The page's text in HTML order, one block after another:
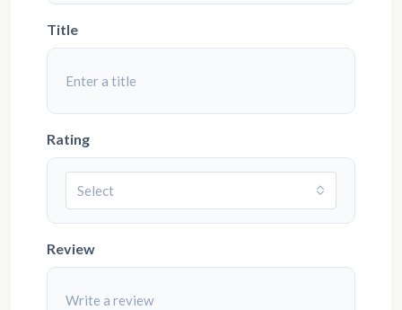
Title
Rating
Select
Review